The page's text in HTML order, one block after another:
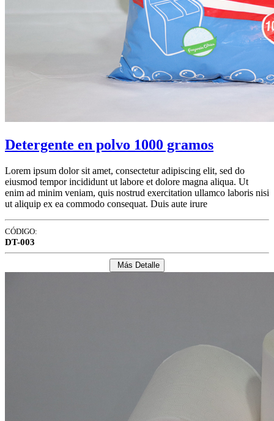
Detergente en polvo 1000 gramos
Lorem ipsum dolor sit amet, consectetur adipiscing elit, sed do
eiusmod tempor incididunt ut labore et dolore magna aliqua. Ut
enim ad minim veniam, quis nostrud exercitation ullamco laboris nisi
ut aliquip ex ea commodo consequat. Duis aute irure
CÓDIGO:
DT-003
Más Detalle